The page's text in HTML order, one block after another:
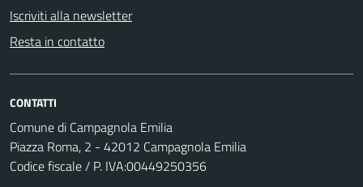
Iscriviti alla newsletter
Resta in contatto
CONTATTI
Comune di Campagnola Emilia
Piazza Roma, 2 - 42012 Campagnola Emilia
Codice fiscale / P. IVA:00449250356